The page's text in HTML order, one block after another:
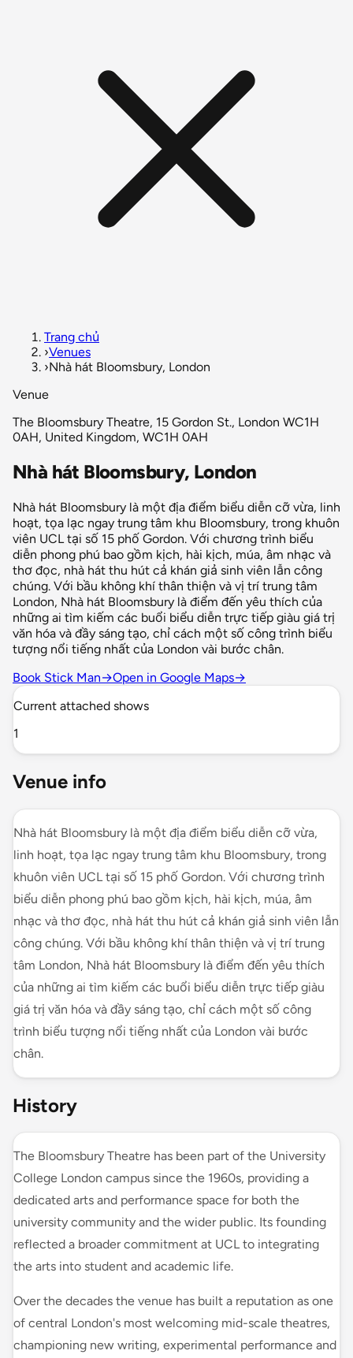
Trang chủ
›Venues
›Nhà hát Bloomsbury, London
Venue
The Bloomsbury Theatre, 15 Gordon St., London WC1H
0AH, United Kingdom, WC1H 0AH
Nhà hát Bloomsbury, London
Nhà hát Bloomsbury là một địa điểm biểu diễn cỡ vừa, linh
hoạt, tọa lạc ngay trung tâm khu Bloomsbury, trong khuôn
viên UCL tại số 15 phố Gordon. Với chương trình biểu
diễn phong phú bao gồm kịch, hài kịch, múa, âm nhạc và
thơ đọc, nhà hát thu hút cả khán giả sinh viên lẫn công
chúng. Với bầu không khí thân thiện và vị trí trung tâm
London, Nhà hát Bloomsbury là điểm đến yêu thích của
những ai tìm kiếm các buổi biểu diễn trực tiếp giàu giá trị
văn hóa và đầy sáng tạo, chỉ cách một số công trình biểu
tượng nổi tiếng nhất của London vài bước chân.
Book Stick Man→Open in Google Maps→
Current attached shows
1
Venue info
Nhà hát Bloomsbury là một địa điểm biểu diễn cỡ vừa,
linh hoạt, tọa lạc ngay trung tâm khu Bloomsbury, trong
khuôn viên UCL tại số 15 phố Gordon. Với chương trình
biểu diễn phong phú bao gồm kịch, hài kịch, múa, âm
nhạc và thơ đọc, nhà hát thu hút cả khán giả sinh viên lẫn
công chúng. Với bầu không khí thân thiện và vị trí trung
tâm London, Nhà hát Bloomsbury là điểm đến yêu thích
của những ai tìm kiếm các buổi biểu diễn trực tiếp giàu
giá trị văn hóa và đầy sáng tạo, chỉ cách một số công
trình biểu tượng nổi tiếng nhất của London vài bước
chân.
History
The Bloomsbury Theatre has been part of the University
College London campus since the 1960s, providing a
dedicated arts and performance space for both the
university community and the wider public. Its founding
reflected a broader commitment at UCL to integrating
the arts into student and academic life.
Over the decades the venue has built a reputation as one
of central London's most welcoming mid-scale theatres,
championing new writing, experimental performance and